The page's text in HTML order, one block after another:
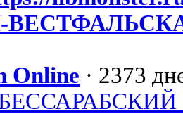
Online · 2373